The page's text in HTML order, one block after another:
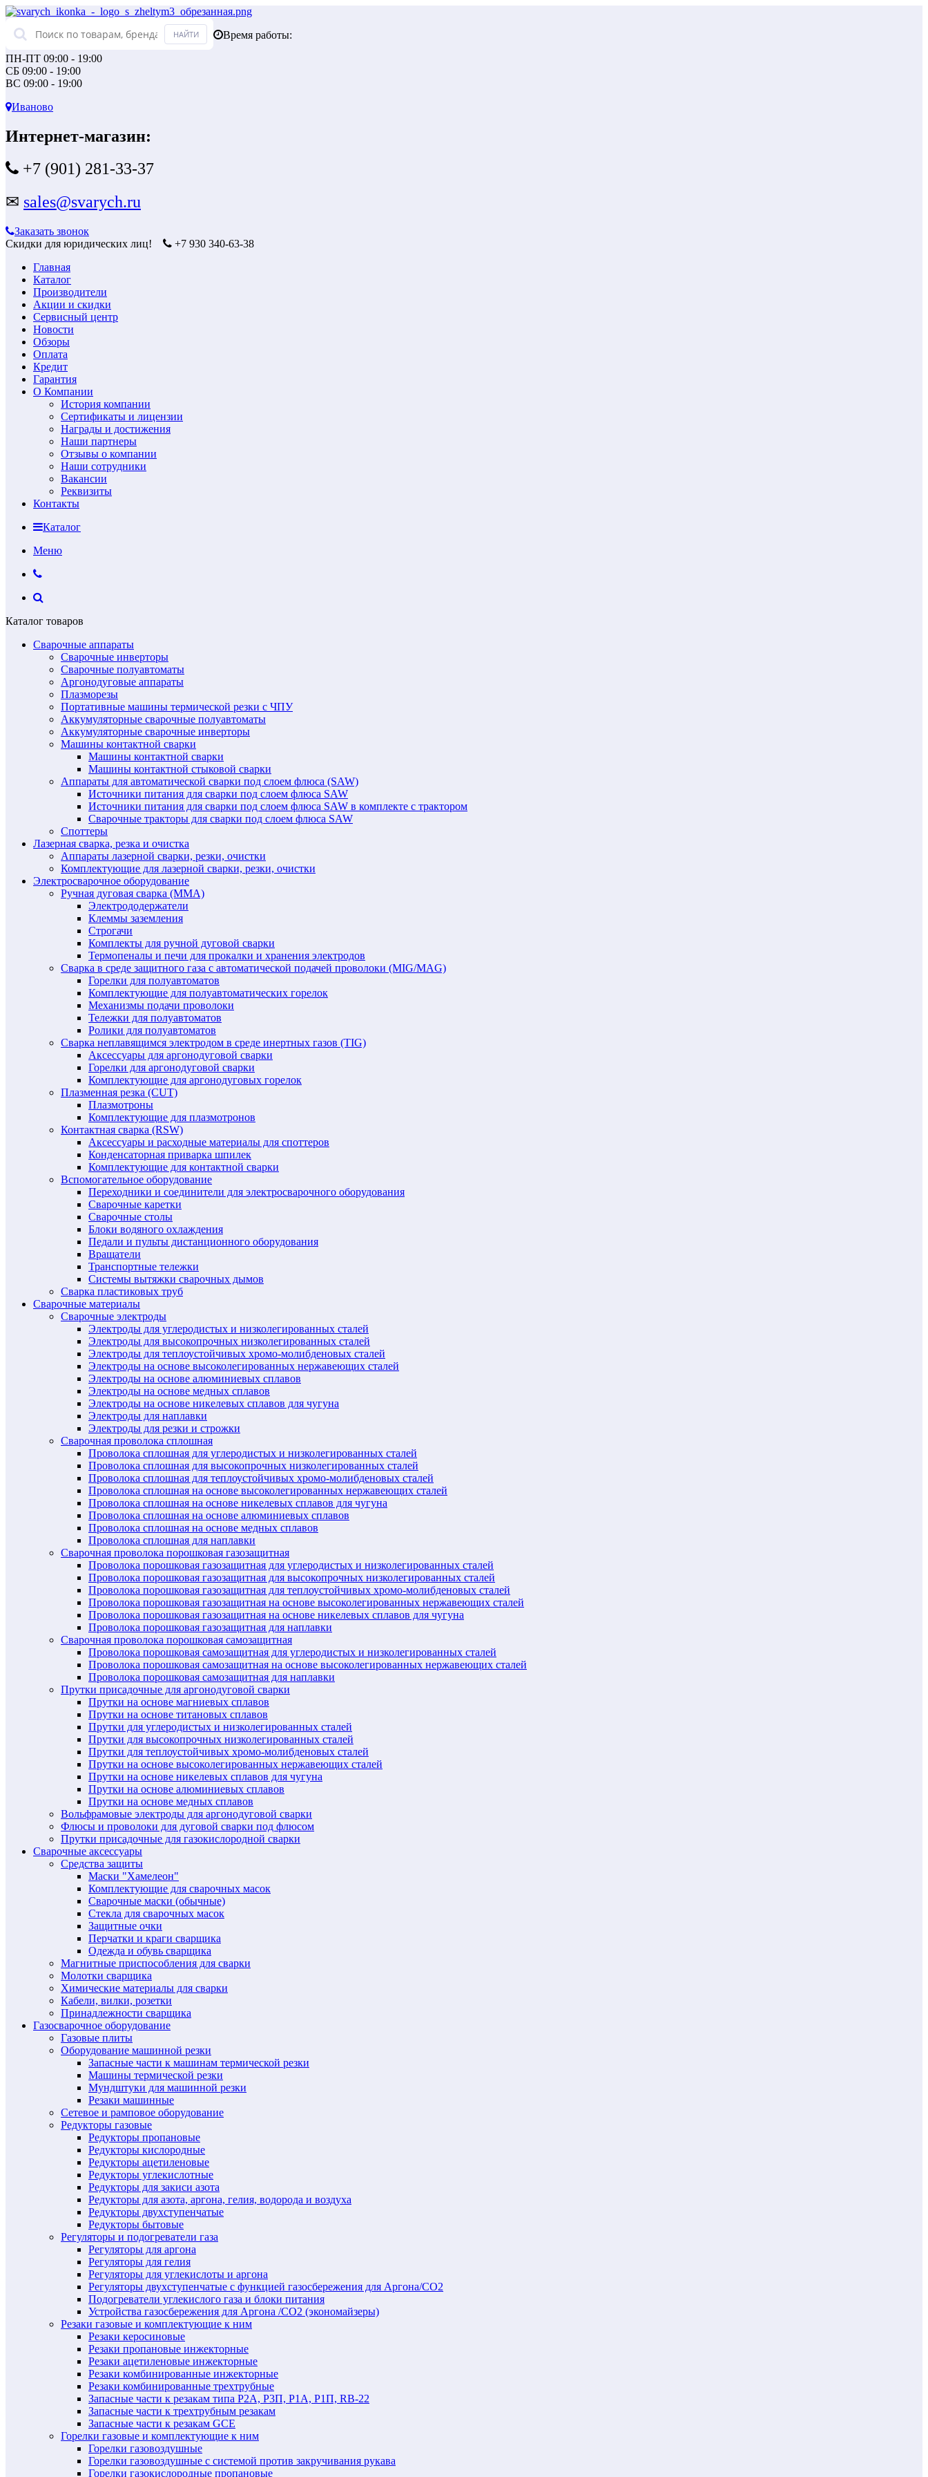
Время работы:
ПН-ПТ 09:00 - 19:00
СБ 09:00 - 19:00
ВС 09:00 - 19:00
Иваново
Интернет-магазин:
+7 (901) 281-33-37
✉ sales@svarych.ru
Заказать звонок
Скидки для юридических лиц!
+7 930 340-63-38
Главная
Каталог
Производители
Акции и скидки
Сервисный центр
Новости
Обзоры
Оплата
Кредит
Гарантия
О Компании
История компании
Сертификаты и лицензии
Награды и достижения
Наши партнеры
Отзывы о компании
Наши сотрудники
Вакансии
Реквизиты
Контакты
Каталог
Меню
Каталог товаров
Сварочные аппараты
Сварочные инверторы
Сварочные полуавтоматы
Аргонодуговые аппараты
Плазморезы
Портативные машины термической резки с ЧПУ
Аккумуляторные сварочные полуавтоматы
Аккумуляторные сварочные инверторы
Машины контактной сварки
Машины контактной сварки
Машины контактной стыковой сварки
Аппараты для автоматической сварки под слоем флюса (SAW)
Источники питания для сварки под слоем флюса SAW
Источники питания для сварки под слоем флюса SAW в комплекте с трактором
Сварочные тракторы для сварки под слоем флюса SAW
Споттеры
Лазерная сварка, резка и очистка
Аппараты лазерной сварки, резки, очистки
Комплектующие для лазерной сварки, резки, очистки
Электросварочное оборудование
Ручная дуговая сварка (MMA)
Электрододержатели
Клеммы заземления
Строгачи
Комплекты для ручной дуговой сварки
Термопеналы и печи для прокалки и хранения электродов
Сварка в среде защитного газа с автоматической подачей проволоки (MIG/MAG)
Горелки для полуавтоматов
Комплектующие для полуавтоматических горелок
Механизмы подачи проволоки
Тележки для полуавтоматов
Ролики для полуавтоматов
Сварка неплавящимся электродом в среде инертных газов (TIG)
Аксессуары для аргонодуговой сварки
Горелки для аргонодуговой сварки
Комплектующие для аргонодуговых горелок
Плазменная резка (CUT)
Плазмотроны
Комплектующие для плазмотронов
Контактная сварка (RSW)
Аксессуары и расходные материалы для споттеров
Конденсаторная приварка шпилек
Комплектующие для контактной сварки
Вспомогательное оборудование
Переходники и соединители для электросварочного оборудования
Сварочные каретки
Сварочные столы
Блоки водяного охлаждения
Педали и пульты дистанционного оборудования
Вращатели
Транспортные тележки
Системы вытяжки сварочных дымов
Сварка пластиковых труб
Сварочные материалы
Сварочные электроды
Электроды для углеродистых и низколегированных сталей
Электроды для высокопрочных низколегированных сталей
Электроды для теплоустойчивых хромо-молибденовых сталей
Электроды на основе высоколегированных нержавеющих сталей
Электроды на основе алюминиевых сплавов
Электроды на основе медных сплавов
Электроды на основе никелевых сплавов для чугуна
Электроды для наплавки
Электроды для резки и строжки
Сварочная проволока сплошная
Проволока сплошная для углеродистых и низколегированных сталей
Проволока сплошная для высокопрочных низколегированных сталей
Проволока сплошная для теплоустойчивых хромо-молибденовых сталей
Проволока сплошная на основе высоколегированных нержавеющих сталей
Проволока сплошная на основе никелевых сплавов для чугуна
Проволока сплошная на основе алюминиевых сплавов
Проволока сплошная на основе медных сплавов
Проволока сплошная для наплавки
Сварочная проволока порошковая газозащитная
Проволока порошковая газозащитная для углеродистых и низколегированных сталей
Проволока порошковая газозащитная для высокопрочных низколегированных сталей
Проволока порошковая газозащитная для теплоустойчивых хромо-молибденовых сталей
Проволока порошковая газозащитная на основе высоколегированных нержавеющих сталей
Проволока порошковая газозащитная на основе никелевых сплавов для чугуна
Проволока порошковая газозащитная для наплавки
Сварочная проволока порошковая самозащитная
Проволока порошковая самозащитная для углеродистых и низколегированных сталей
Проволока порошковая самозащитная на основе высоколегированных нержавеющих сталей
Проволока порошковая самозащитная для наплавки
Прутки присадочные для аргонодуговой сварки
Прутки на основе магниевых сплавов
Прутки на основе титановых сплавов
Прутки для углеродистых и низколегированных сталей
Прутки для высокопрочных низколегированных сталей
Прутки для теплоустойчивых хромо-молибденовых сталей
Прутки на основе высоколегированных нержавеющих сталей
Прутки на основе никелевых сплавов для чугуна
Прутки на основе алюминиевых сплавов
Прутки на основе медных сплавов
Вольфрамовые электроды для аргонодуговой сварки
Флюсы и проволоки для дуговой сварки под флюсом
Прутки присадочные для газокислородной сварки
Сварочные аксессуары
Средства защиты
Маски "Хамелеон"
Комплектующие для сварочных масок
Сварочные маски (обычные)
Стекла для сварочных масок
Защитные очки
Перчатки и краги сварщика
Одежда и обувь сварщика
Магнитные приспособления для сварки
Молотки сварщика
Химические материалы для сварки
Кабели, вилки, розетки
Принадлежности сварщика
Газосварочное оборудование
Газовые плиты
Оборудование машинной резки
Запасные части к машинам термической резки
Машины термической резки
Мундштуки для машинной резки
Резаки машинные
Сетевое и рамповое оборудование
Редукторы газовые
Редукторы пропановые
Редукторы кислородные
Редукторы ацетиленовые
Редукторы углекислотные
Редукторы для закиси азота
Редукторы для азота, аргона, гелия, водорода и воздуха
Редукторы двухступенчатые
Редукторы бытовые
Регуляторы и подогреватели газа
Регуляторы для аргона
Регуляторы для гелия
Регуляторы для углекислоты и аргона
Регуляторы двухступенчатые c функцией газосбережения для Аргона/СО2
Подогреватели углекислого газа и блоки питания
Устройства газосбережения для Аргона /СО2 (экономайзеры)
Резаки газовые и комплектующие к ним
Резаки керосиновые
Резаки пропановые инжекторные
Резаки ацетиленовые инжекторные
Резаки комбинированные инжекторные
Резаки комбинированные трехтрубные
Запасные части к резакам типа Р2А, Р3П, Р1А, Р1П, RB-22
Запасные части к трехтрубным резакам
Запасные части к резакам GCE
Горелки газовые и комплектующие к ним
Горелки газовоздушные
Горелки газовоздушные с системой против закручивания рукава
Горелки газокислородные пропановые